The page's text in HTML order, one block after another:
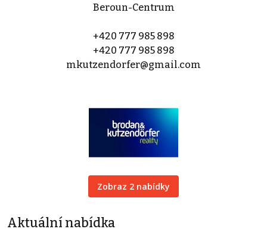
Beroun-Centrum
+420 777 985 898
+420 777 985 898
mkutzendorfer@gmail.com
Zobraz 2 nabídky
Aktuální nabídka